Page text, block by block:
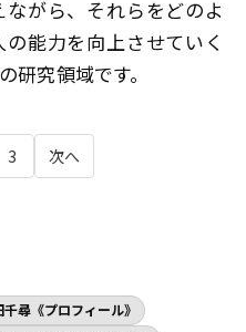
がら、それらをどのよ
能力を向上させていく
研究領域です。
3 次へ
千尋《プロフィール》